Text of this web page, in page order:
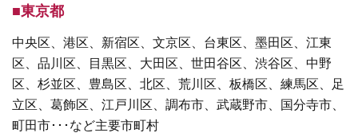
■東京都
中央区、港区、新宿区、文京区、台東区、墨田区、江東
区、品川区、目黒区、大田区、世田谷区、渋谷区、中野
区、杉並区、豊島区、北区、荒川区、板橋区、練馬区、足
立区、葛飾区、江戸川区、調布市、武蔵野市、国分寺市、
町田市･･･など主要市町村